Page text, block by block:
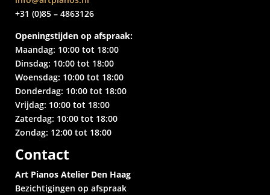
+31 (0)85 – 4863126
Openingstijden op afspraak:
Maandag: 10:00 tot 18:00
Dinsdag: 10:00 tot 18:00
Woensdag: 10:00 tot 18:00
Donderdag: 10:00 tot 18:00
Vrijdag: 10:00 tot 18:00
Zaterdag: 10:00 tot 18:00
Zondag: 12:00 tot 18:00
Contact
Art Pianos Atelier Den Haag
Bezichtigingen op afspraak